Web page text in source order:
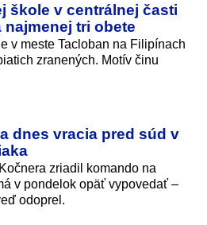
škole v centrálnej časti
tri obete
v meste Tacloban na Filipínach
zranených. Motív činu
dnes vracia pred súd v
zriadil komando na
v pondelok opäť vypovedať –
odoprel.